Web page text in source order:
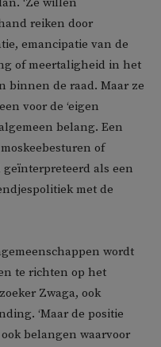
reiken door
emancipatie van de
of meertaligheid in het
binnen de raad. Maar ze
voor de ‘eigen
belang. Een
of
als een
met de
wordt
te richten op het
Zwaga, ook
‘Maar de positie
belangen waarvoor